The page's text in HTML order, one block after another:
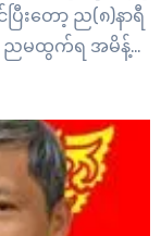
းတော့ ည(၈)နာရီ
ညမထွက်ရ အမိန့်ကို